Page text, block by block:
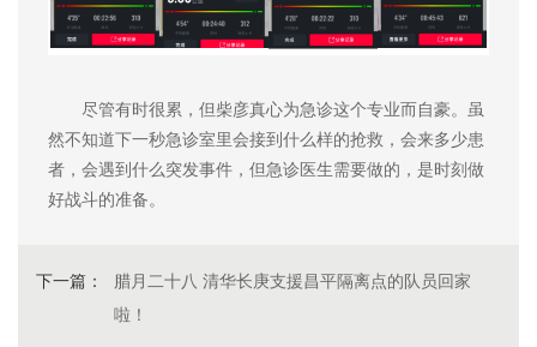
尽管有时很累，但柴彦真心为急诊这个专业而自豪。虽
然不知道下一秒急诊室里会接到什么样的抢救，会来多少患
者，会遇到什么突发事件，但急诊医生需要做的，是时刻做
好战斗的准备。
下一篇：
腊月二十八 清华长庚支援昌平隔离点的队员回家
啦！